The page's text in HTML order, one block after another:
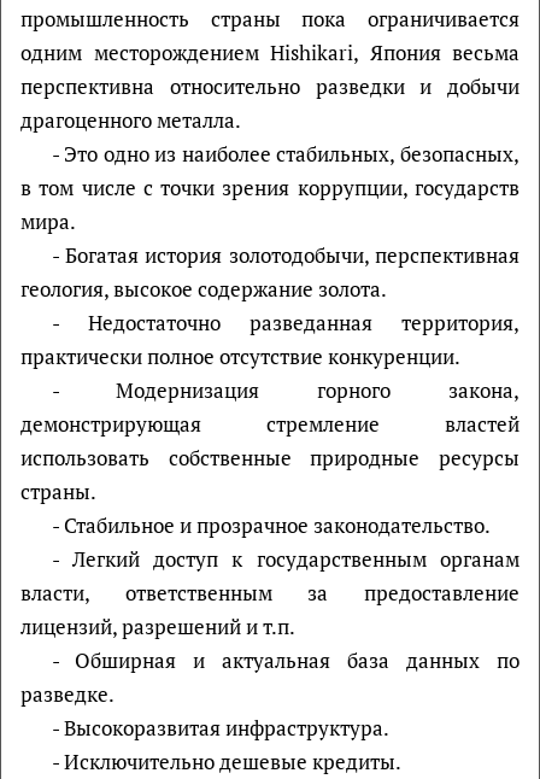
промышленность страны пока ограничивается
одним месторождением Hishikari, Япония весьма
перспективна относительно разведки и добычи
драгоценного металла.
- Это одно из наиболее стабильных, безопасных,
в том числе с точки зрения коррупции, государств
мира.
- Богатая история золотодобычи, перспективная
геология, высокое содержание золота.
- Недостаточно разведанная территория,
практически полное отсутствие конкуренции.
- Модернизация горного закона,
демонстрирующая стремление властей
использовать собственные природные ресурсы
страны.
- Стабильное и прозрачное законодательство.
- Легкий доступ к государственным органам
власти, ответственным за предоставление
лицензий, разрешений и т.п.
- Обширная и актуальная база данных по
разведке.
- Высокоразвитая инфраструктура.
- Исключительно дешевые кредиты.